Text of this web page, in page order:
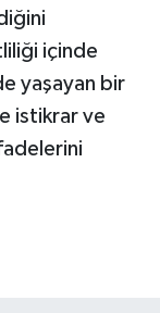
içinde
yaşayan bir
istikrar ve